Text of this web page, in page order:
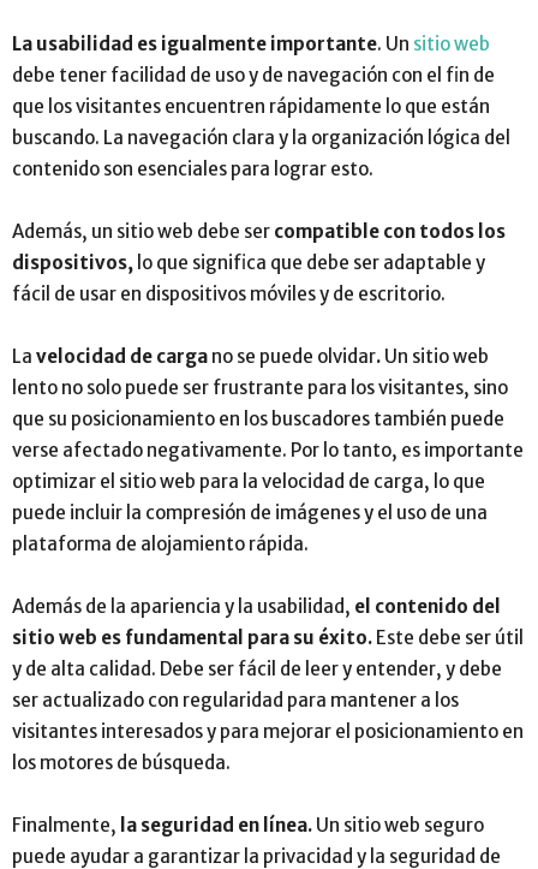
La usabilidad es igualmente importante. Un sitio web
debe tener facilidad de uso y de navegación con el fin de
que los visitantes encuentren rápidamente lo que están
buscando. La navegación clara y la organización lógica del
contenido son esenciales para lograr esto.
Además, un sitio web debe ser compatible con todos los
dispositivos, lo que significa que debe ser adaptable y
fácil de usar en dispositivos móviles y de escritorio.
La velocidad de carga no se puede olvidar. Un sitio web
lento no solo puede ser frustrante para los visitantes, sino
que su posicionamiento en los buscadores también puede
verse afectado negativamente. Por lo tanto, es importante
optimizar el sitio web para la velocidad de carga, lo que
puede incluir la compresión de imágenes y el uso de una
plataforma de alojamiento rápida.
Además de la apariencia y la usabilidad, el contenido del
sitio web es fundamental para su éxito. Este debe ser útil
y de alta calidad. Debe ser fácil de leer y entender, y debe
ser actualizado con regularidad para mantener a los
visitantes interesados y para mejorar el posicionamiento en
los motores de búsqueda.
Finalmente, la seguridad en línea. Un sitio web seguro
puede ayudar a garantizar la privacidad y la seguridad de